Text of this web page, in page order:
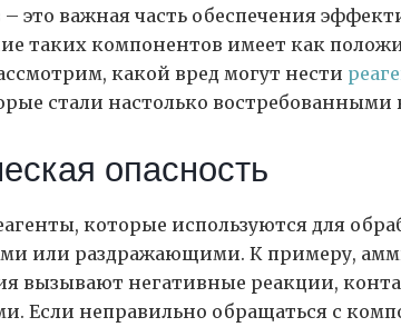
– это важная часть обеспечения
таких компонентов имеет как
какой вред могут нести
стали настолько востребованными
опасность
которые используются для
или раздражающими. К примеру,
вызывают негативные реакции,
Если неправильно обращаться с